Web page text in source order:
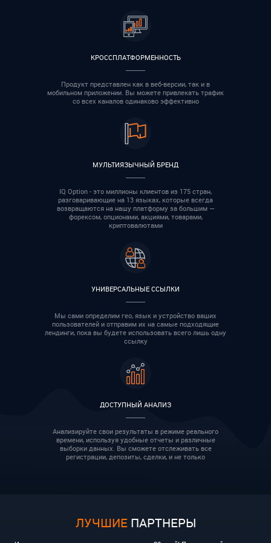
КРОССПЛАТФОРМЕННОСТЬ
Продукт представлен как в веб-версии, так и в
мобильном приложении. Вы можете привлекать трафик
со всех каналов одинаково эффективно
МУЛЬТИЯЗЫЧНЫЙ БРЕНД
IQ Option - это миллионы клиентов из 175 стран,
разговаривающие на 13 языках, которые всегда
возвращаются на нашу платформу за большим —
форексом, опционами, акциями, товарами,
криптовалютами
УНИВЕРСАЛЬНЫЕ ССЫЛКИ
Мы сами определим гео, язык и устройство ваших
пользователей и отправим их на самые подходящие
лендинги, пока вы будете использовать всего лишь одну
ссылку
ДОСТУПНЫЙ АНАЛИЗ
Анализируйте свои результаты в режиме реального
времени, используя удобные отчеты и различные
выборки данных. Вы сможете отслеживать все
регистрации, депозиты, сделки, и не только
ЛУЧШИЕ ПАРТНЕРЫ